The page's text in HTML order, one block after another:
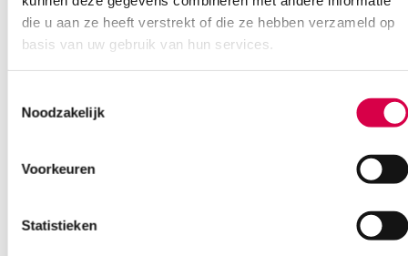
die u aan ze heeft verstrekt of die ze hebben verzameld op
basis van uw gebruik van hun services.
Noodzakelijk
Voorkeuren
Statistieken